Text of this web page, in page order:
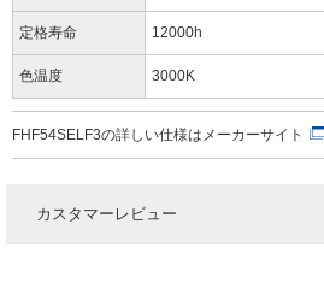
定格寿命 12000h
色温度 3000K
FHF54SELF3の詳しい仕様は メーカーサイト
カスタマーレビュー